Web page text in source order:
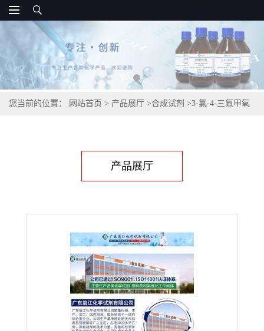
您当前的位置： 网站首页 > 产品展厅 >合成试剂 >3-氯-4-三氟甲氧
产品展厅